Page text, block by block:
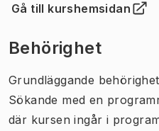
Gå till kurshemsidan
(Öppnas i ny flik)
Behörighet
Grundläggande
Sökande med en
där kursen ingår i